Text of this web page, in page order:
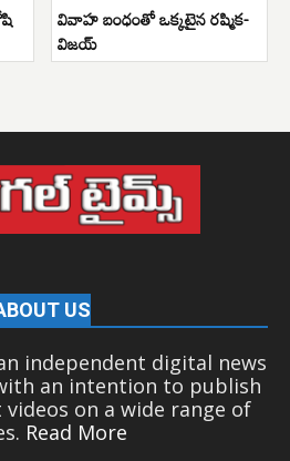
వివాహ బంధంతో ఒక్కటైన రష్మిక-
విజయ్
US
independent digital news
an intention to publish
on a wide range of
Read More